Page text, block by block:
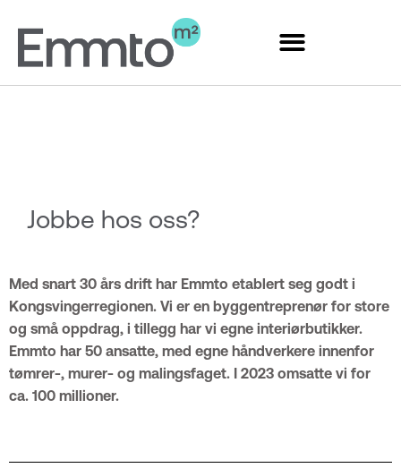
rett
Jobbe hos oss?
Med snart 30 års drift har Emmto etablert seg godt i
Kongsvingerregionen. Vi er en byggentreprenør for store
og små oppdrag, i tillegg har vi egne interiørbutikker.
Emmto har 50 ansatte, med egne håndverkere innenfor
tømrer-, murer- og malingsfaget. I 2023 omsatte vi for
ca. 100 millioner.